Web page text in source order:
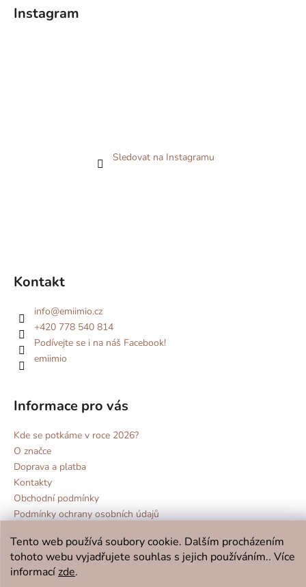
Tento web používá soubory cookie. Dalším procházením
tohoto webu vyjadřujete souhlas s jejich používáním.. Více
informací zde.
Instagram
Sledovat na Instagramu
Informace pro vás
Kde se potkáme v roce 2026?
O značce
Doprava a platba
Kontakty
Obchodní podmínky
Podmínky ochrany osobních údajů
Blog
Kontakt
info@emiimio.cz
+420 778 540 814
Podívejte se i na náš Facebook!
emiimio